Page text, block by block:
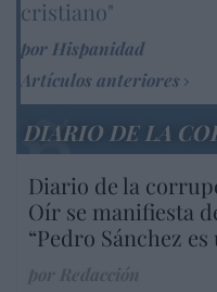
cristiano"
por Hispanidad
Artículos anteriores
DIARIO DE LA
Diario de la
Oír se manifiesta
“Pedro Sánchez